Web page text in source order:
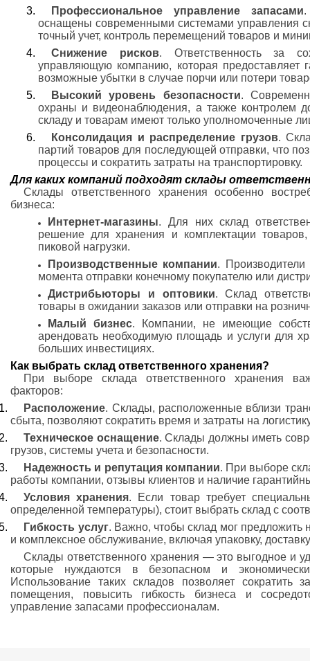
Профессиональное управление запасами.
оснащены современными системами управления
точный учет, контроль перемещений товаров и
Снижение рисков. Ответственность за
управляющую компанию, которая предоставляет
возможные убытки в случае порчи или потери
Высокий уровень безопасности.
охраны и видеонаблюдения, а также контролем
складу и товарам имеют только уполномоченные
Консолидация и распределение грузов.
партий товаров для последующей отправки, что
процессы и сократить затраты на транспортировку.
Для каких компаний подходят склады
Склады ответственного хранения особенно
бизнеса:
Интернет-магазины. Для них склад
решение для хранения и комплектации
пиковой нагрузки.
Производственные компании. Производители
момента отправки конечному покупателю или
Дистрибьюторы и оптовики. Склад
товары в ожидании заказов или отправки на
Малый бизнес. Компании, не имеющие
арендовать необходимую площадь и услуги для
больших инвестициях.
Как выбрать склад ответственного хранения?
При выборе склада ответственного хранения
факторов:
Расположение. Склады, расположенные вблизи
сбыта, позволяют сократить время и затраты на
Техническое оснащение. Склады должны иметь
грузов, системы учета и безопасности.
Надежность и репутация компании. При выборе
работы компании, отзывы клиентов и наличие
Условия хранения. Если товар требует
определенной температуры), стоит выбрать склад с
Гибкость услуг. Важно, чтобы склад мог предложить
и комплексное обслуживание, включая упаковку,
Склады ответственного хранения — это выгодное и
которые нуждаются в безопасном и
Использование таких складов позволяет сократить
помещения, повысить гибкость бизнеса и
управление запасами профессионалам.